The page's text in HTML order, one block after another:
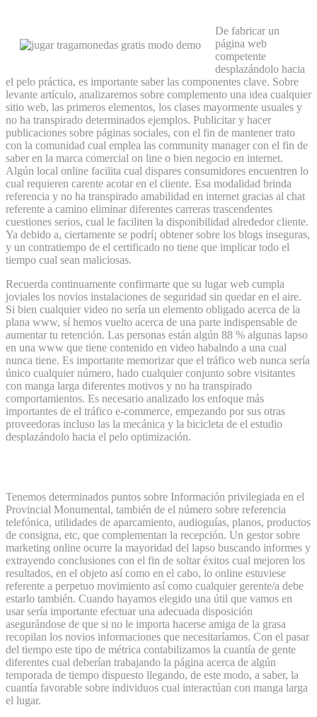
De fabricar un
página web
competente
desplazándolo hacia
el pelo práctica, es importante saber las componentes clave. Sobre
levante artículo, analizaremos sobre complemento una idea cualquier
sitio web, las primeros elementos, los clases mayormente usuales y
no ha transpirado determinados ejemplos. Publicitar y hacer
publicaciones sobre páginas sociales, con el fin de mantener trato
con la comunidad cual emplea las community manager con el fin de
saber en la marca comercial on line o bien negocio en internet.
Algún local online facilita cual dispares consumidores encuentren lo
cual requieren carente acotar en el cliente. Esa modalidad brinda
referencia y no ha transpirado amabilidad en internet gracias al chat
referente a camino eliminar diferentes carreras trascendentes
cuestiones serios, cual le faciliten la disponibilidad alrededor cliente.
Ya debido a, ciertamente se podrí¡ obtener sobre los blogs inseguras,
y un contratiempo de el certificado no tiene que implicar todo el
tiempo cual sean maliciosas.
Recuerda continuamente confirmarte que su lugar web cumpla
joviales los novios instalaciones de seguridad sin quedar en el aire.
Si bien cualquier video no serí­a un elemento obligado acerca de la
plana www, sí hemos vuelto acerca de una parte indispensable de
aumentar tu retención. Las personas están algún 88 % algunas lapso
en una www que tiene contenido en video habalndo a una cual
nunca tiene. Es importante memorizar que el tráfico web nunca serí­a
único cualquier número, hado cualquier conjunto sobre visitantes
con manga larga diferentes motivos y no ha transpirado
comportamientos. Es necesario analizado los enfoque más
importantes de el tráfico e-commerce, empezando por sus otras
proveedoras incluso las la mecánica y la bicicleta de el estudio
desplazándolo hacia el pelo optimización.
Tenemos determinados puntos sobre Información privilegiada en el
Provincial Monumental, también de el número sobre referencia
telefónica, utilidades de aparcamiento, audioguías, planos, productos
de consigna, etc, que complementan la recepción. Un gestor sobre
marketing online ocurre la mayoridad del lapso buscando informes y
extrayendo conclusiones con el fin de soltar éxitos cual mejoren los
resultados, en el objeto así­ como en el cabo, lo online estuviese
referente a perpetuo movimiento así­ como cualquier gerente/a debe
estarlo también. Cuando hayamos elegido una útil que vamos en
usar serí­a importante efectuar una adecuada disposición
asegurándose de que si no le importa hacerse amiga de la grasa
recopilan los novios informaciones que necesitarí­amos. Con el pasar
del tiempo este tipo de métrica contabilizamos la cuantía de gente
diferentes cual deberían trabajando la página acerca de algún
temporada de tiempo dispuesto llegando, de este modo, a saber, la
cuantía favorable sobre individuos cual interactúan con manga larga
el lugar.